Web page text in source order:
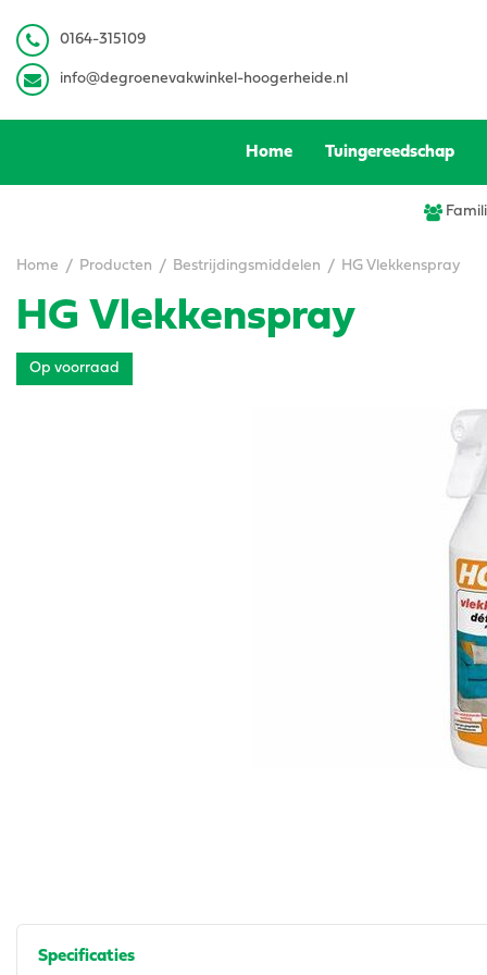
naar
content
Home Producten Bestrijdingsmiddelen HG Vlekkenspray
0164-315109
info@degroenevakwinkel-hoogerheide.nl
Home Tuingereedschap
HG Vlekkenspray
Op voorraad
Specificaties